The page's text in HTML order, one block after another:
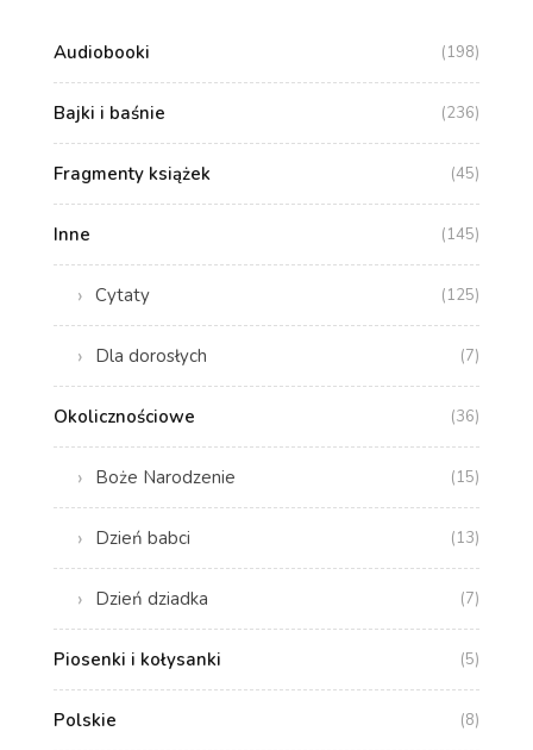
Audiobooki (198)
Bajki i baśnie (236)
Fragmenty książek (45)
Inne (145)
Cytaty (125)
Dla dorosłych (7)
Okolicznościowe (36)
Boże Narodzenie (15)
Dzień babci (13)
Dzień dziadka (7)
Piosenki i kołysanki (5)
Polskie (8)